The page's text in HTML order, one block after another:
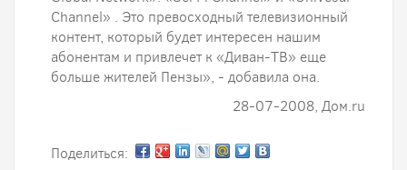
Channel» . Это превосходный телевизионный
контент, который будет интересен нашим
абонентам и привлечет к «Диван-ТВ» еще
больше жителей Пензы», - добавила она.
28-07-2008, Дом.ru
Поделиться: